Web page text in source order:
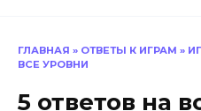
ГЛАВНАЯ » ОТВЕТЫ К ИГРАМ »
ВСЕ УРОВНИ
5 ответов на